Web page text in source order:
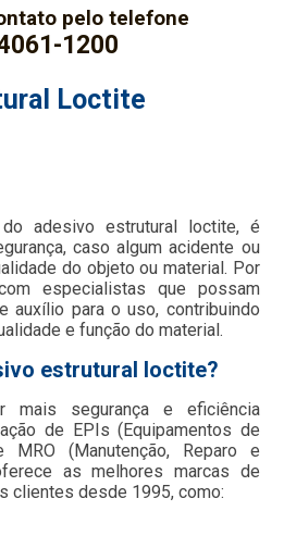
pelo telefone
1200
Loctite
adesivo estrutural loctite, é
caso algum acidente ou
do objeto ou material. Por
especialistas que possam
auxílio para o uso, contribuindo
e função do material.
estrutural loctite?
mais segurança e eficiência
de EPIs (Equipamentos de
MRO (Manutenção, Reparo e
as melhores marcas de
clientes desde 1995, como: